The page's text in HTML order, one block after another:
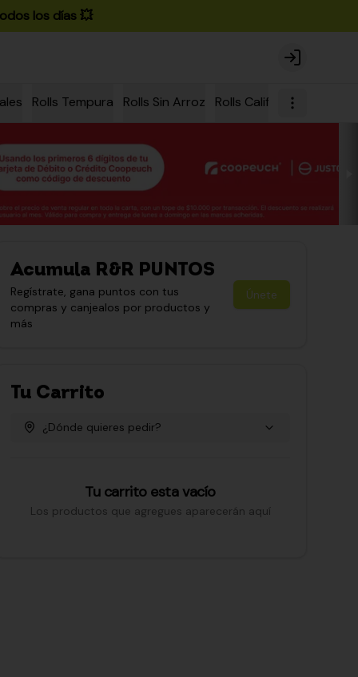
los días 💥
Login
Rolls Tempura Rolls Sin Arroz Rolls California
Acumula R&R PUNTOS
Regístrate, gana puntos con tus
compras y canjealos por productos y
más
Únete
Tu Carrito
¿Dónde quieres pedir?
Tu carrito esta vacío
Los productos que agregues aparecerán aquí